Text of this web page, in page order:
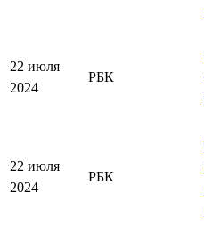
22 июля
2024
РБК
22 июля
2024
РБК